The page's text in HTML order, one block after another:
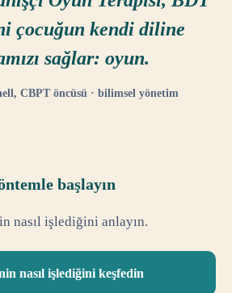
çocuğun kendi diline
sağlar: oyun.
CBPT öncüsü · bilimsel yönetim
başlayın
nasıl işlediğini anlayın.
nasıl işlediğini keşfedin